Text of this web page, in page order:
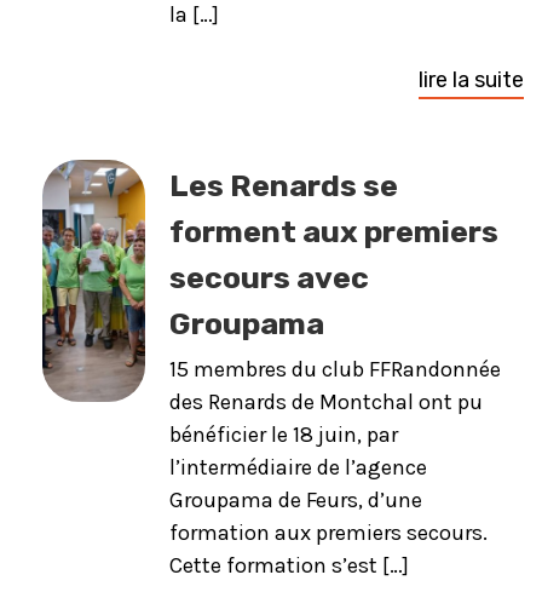
la […]
lire la suite
Les Renards se
forment aux premiers
secours avec
Groupama
15 membres du club FFRandonnée
des Renards de Montchal ont pu
bénéficier le 18 juin, par
l’intermédiaire de l’agence
Groupama de Feurs, d’une
formation aux premiers secours.
Cette formation s’est […]